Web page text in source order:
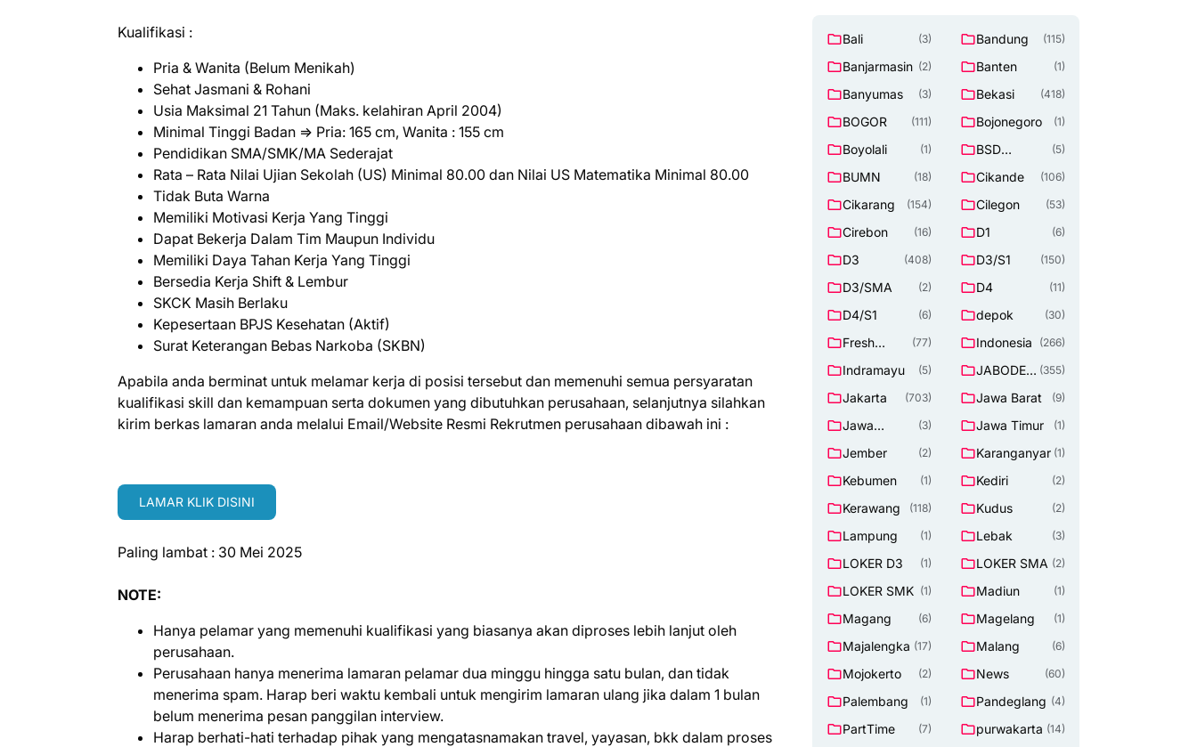
Kualifikasi :
Pria & Wanita (Belum Menikah)
Sehat Jasmani & Rohani
Usia Maksimal 21 Tahun (Maks. kelahiran April 2004)
Minimal Tinggi Badan => Pria: 165 cm, Wanita : 155 cm
Pendidikan SMA/SMK/MA Sederajat
Rata – Rata Nilai Ujian Sekolah (US) Minimal 80.00 dan Nilai US Matematika Minimal 80.00
Tidak Buta Warna
Memiliki Motivasi Kerja Yang Tinggi
Dapat Bekerja Dalam Tim Maupun Individu
Memiliki Daya Tahan Kerja Yang Tinggi
Bersedia Kerja Shift & Lembur
SKCK Masih Berlaku
Kepesertaan BPJS Kesehatan (Aktif)
Surat Keterangan Bebas Narkoba (SKBN)
Apabila anda berminat untuk melamar kerja di posisi tersebut dan memenuhi semua persyaratan
kualifikasi skill dan kemampuan serta dokumen yang dibutuhkan perusahaan, selanjutnya silahkan
kirim berkas lamaran anda melalui Email/Website Resmi Rekrutmen perusahaan dibawah ini :
LAMAR KLIK DISINI
Paling lambat : 30 Mei 2025
NOTE:
Hanya pelamar yang memenuhi kualifikasi yang biasanya akan diproses lebih lanjut oleh
perusahaan.
Perusahaan hanya menerima lamaran pelamar dua minggu hingga satu bulan, dan tidak
menerima spam. Harap beri waktu kembali untuk mengirim lamaran ulang jika dalam 1 bulan
belum menerima pesan panggilan interview.
Harap berhati-hati terhadap pihak yang mengatasnamakan travel, yayasan, bkk dalam proses
Bali (3) Bandung (115)
Banjarmasin (2) Banten (1)
Banyumas (3) Bekasi (418)
BOGOR (111) Bojonegoro (1)
Boyolali (1)
BSD
TANGERAN
G SELATAN
(5)
BUMN (18) Cikande (106)
Cikarang (154) Cilegon (53)
Cirebon (16) D1 (6)
D3 (408) D3/S1 (150)
D3/SMA (2) D4 (11)
D4/S1 (6) depok (30)
Fresh
(77) Indonesia (266)
Indramayu (5)
JABODET (355)
Jakarta (703) Jawa Barat (9)
Jawa
(3) Jawa Timur (1)
Jember (2) Karanganyar (1)
Kebumen (1) Kediri (2)
Kerawang (118) Kudus (2)
Lampung (1) Lebak (3)
LOKER D3 (1) LOKER SMA (2)
LOKER SMK (1) Madiun (1)
Magang (6) Magelang (1)
Majalengka (17) Malang (6)
Mojokerto (2) News (60)
Palembang (1) Pandeglang (4)
PartTime (7) purwakarta (14)